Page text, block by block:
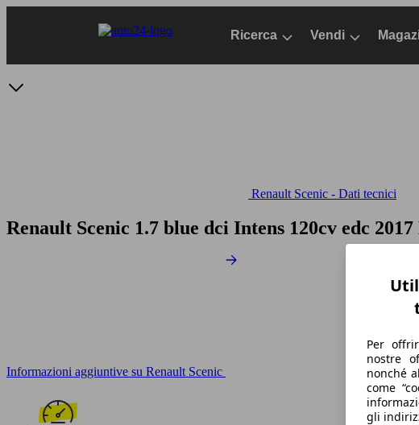
Ricerca Vendi
Renault Scenic - Dati tecnici
Renault Scenic 1.7 blue dci Intens 120cv edc
Informazioni aggiuntive su Renault Scenic
Per
nostre
nonché
come
gli